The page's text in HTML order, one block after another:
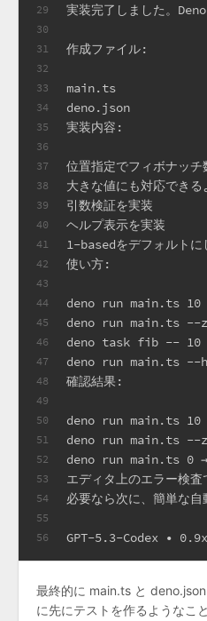
29
30
31
32
33
34
35
36
37
38
39
40
41
42
43
44
45
46
47
48
49
50
51
52
53
54
55
56
実装完了しました。
作成ファイル:
main.ts
deno.json
実装内容:
位置指定でフィボナッ
大きな値にも対応でき
引数検証を実装
ヘルプ表示を実装
1-basedをデフォルト
使い方:
deno run main.ts 10
deno run main.ts --
deno task fib -- 10
deno run main.ts --
確認結果:
deno run main.ts 10
deno run main.ts --
deno run main.ts 0 →
エディタ上のエラー検査
必要なら次に、簡単な
GPT-5.3-Codex • 0.9x
最終的に main.ts と
に先にテストを作るようなこ